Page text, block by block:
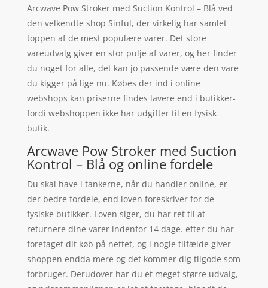
Arcwave Pow Stroker med Suction Kontrol – Blå ved
den velkendte shop Sinful, der virkelig har samlet
toppen af de mest populære varer. Det store
vareudvalg giver en stor pulje af varer, og her finder
du noget for alle, det kan jo passende være den vare
du kigger på lige nu. Købes der ind i online
webshops kan priserne findes lavere end i butikker-
fordi webshoppen ikke har udgifter til en fysisk
butik.
Arcwave Pow Stroker med Suction
Kontrol – Blå og online fordele
Du skal have i tankerne, når du handler online, er
der bedre fordele, end loven foreskriver for de
fysiske butikker. Loven siger, du har ret til at
returnere dine varer indenfor 14 dage. efter du har
foretaget dit køb på nettet, og i nogle tilfælde giver
shoppen endda mere og det kommer dig tilgode som
forbruger. Derudover har du et meget større udvalg,